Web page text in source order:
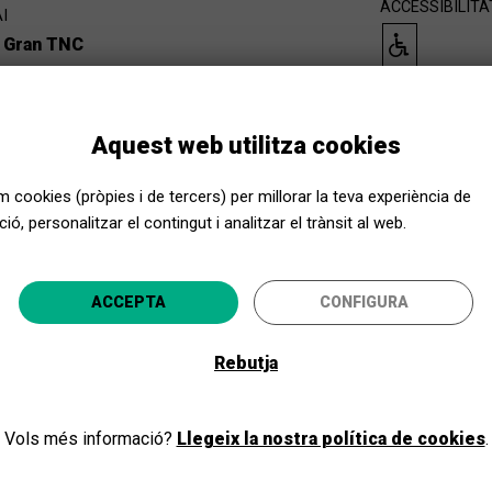
Apropa Cultura, encara més a prop!
la teva província i gaudeix de la cultura per a
Gran TNC
TNC
ACCESSIBILITAT
Aquest web utilitza cookies
cookies (pròpies i de tercers) per millorar la teva experiència de
personalitzar el contingut i analitzar el trànsit al web.
ACCEPTA CONFIGURA
Rebutja
Vols més informació? Llegeix la nostra política de cookies.